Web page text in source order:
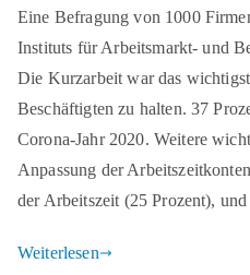
Eine Befragung von 1000
Instituts für Arbeitsmarkt- und
Die Kurzarbeit war das
Beschäftigten zu halten. 37
Corona-Jahr 2020. Weitere
Anpassung der
der Arbeitszeit (25 Prozent),
Weiterlesen